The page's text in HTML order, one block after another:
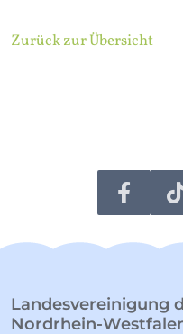
Zurück zur Übersicht
Landesvereinigung
Nordrhein-